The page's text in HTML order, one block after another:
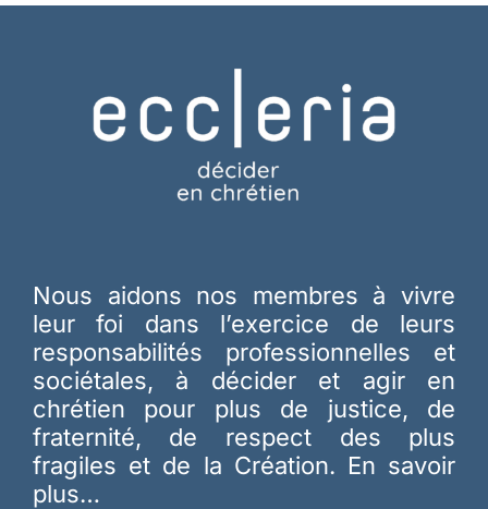
Nous aidons nos membres à vivre
leur foi dans l’exercice de leurs
responsabilités professionnelles et
sociétales, à décider et agir en
chrétien pour plus de justice, de
fraternité, de respect des plus
fragiles et de la Création. En savoir
plus…